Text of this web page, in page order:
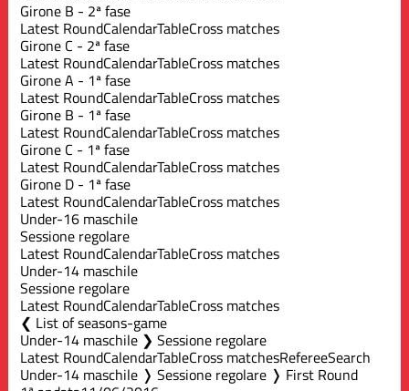
Girone B - 2ª fase
Latest RoundCalendarTableCross matches
Girone C - 2ª fase
Latest RoundCalendarTableCross matches
Girone A - 1ª fase
Latest RoundCalendarTableCross matches
Girone B - 1ª fase
Latest RoundCalendarTableCross matches
Girone C - 1ª fase
Latest RoundCalendarTableCross matches
Girone D - 1ª fase
Latest RoundCalendarTableCross matches
Under-16 maschile
Sessione regolare
Latest RoundCalendarTableCross matches
Under-14 maschile
Sessione regolare
Latest RoundCalendarTableCross matches
List of seasons-game
Under-14 maschile ❯ Sessione regolare
Latest RoundCalendarTableCross matchesRefereeSearch
Under-14 maschile ❭ Sessione regolare ❭ First Round